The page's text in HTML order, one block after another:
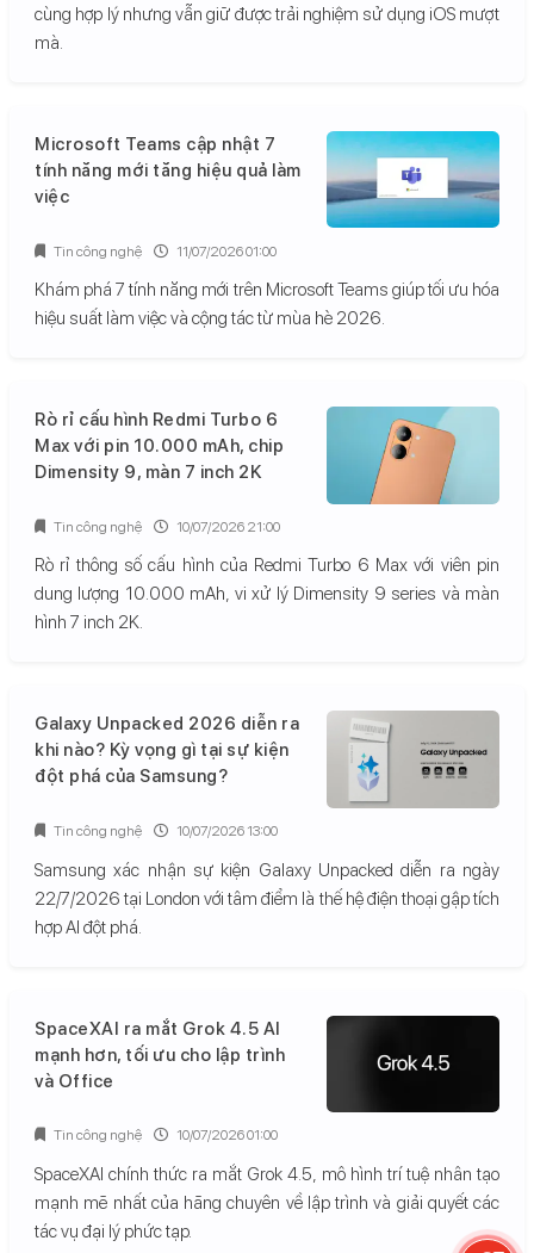
cùng hợp lý nhưng vẫn giữ được trải nghiệm sử dụng iOS mượt
mà.
Microsoft Teams cập nhật 7
tính năng mới tăng hiệu quả làm
việc
Khám phá 7 tính năng mới trên Microsoft Teams giúp tối ưu hóa
hiệu suất làm việc và cộng tác từ mùa hè 2026.
Tin công nghệ 11/07/2026 01:00
Rò rỉ cấu hình Redmi Turbo 6
Max với pin 10.000 mAh, chip
Dimensity 9, màn 7 inch 2K
Rò rỉ thông số cấu hình của Redmi Turbo 6 Max với viên pin
dung lượng 10.000 mAh, vi xử lý Dimensity 9 series và màn
hình 7 inch 2K.
Tin công nghệ 10/07/2026 21:00
Galaxy Unpacked 2026 diễn ra
khi nào? Kỳ vọng gì tại sự kiện
đột phá của Samsung?
Samsung xác nhận sự kiện Galaxy Unpacked diễn ra ngày
22/7/2026 tại London với tâm điểm là thế hệ điện thoại gập tích
hợp AI đột phá.
Tin công nghệ 10/07/2026 13:00
SpaceXAI ra mắt Grok 4.5 AI
mạnh hơn, tối ưu cho lập trình
và Office
SpaceXAI chính thức ra mắt Grok 4.5, mô hình trí tuệ nhân tạo
mạnh mẽ nhất của hãng chuyên về lập trình và giải quyết các
tác vụ đại lý phức tạp.
Tin công nghệ 10/07/2026 01:00